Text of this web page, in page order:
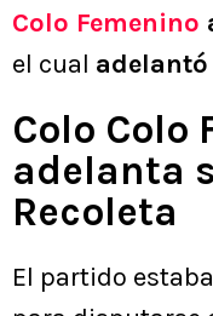
Colo Femenino
el cual
Colo Colo
adelanta
Recoleta
El partido